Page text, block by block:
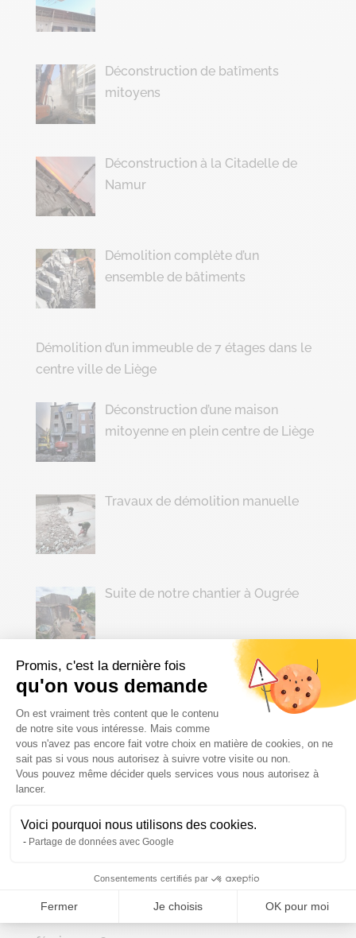
Promis, c'est la dernière fois
qu'on vous demande
Plateforme de Gestion du
On est vraiment très content que le contenu
de notre site vous intéresse. Mais comme
vous n'avez pas encore fait votre choix en matière de cookies, on ne
sait pas si vous nous autorisez à suivre votre visite ou non.
Vous pouvez même décider quels services vous nous autorisez à
lancer.
Voici pourquoi nous utilisons des cookies.
Partage de données avec Google
Consentements certifiés par
Fermer Je choisis OK pour moi
Axeptio consent
Déconstruction de batîments
mitoyens
Déconstruction à la Citadelle de
Namur
Démolition complète d’un
ensemble de bâtiments
Démolition d’un immeuble de 7 étages dans le
centre ville de Liège
Déconstruction d’une maison
mitoyenne en plein centre de Liège
Travaux de démolition manuelle
Suite de notre chantier à Ougrée
Démolition de bâtiments agricoles
Archives
juin 2026
avril 2026
mars 2026